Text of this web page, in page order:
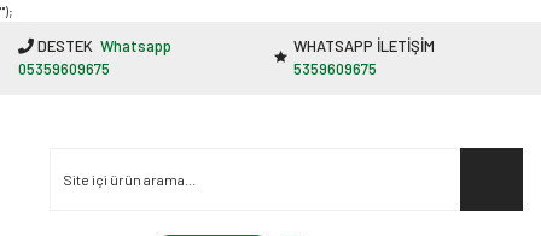
"');
DESTEK Whatsapp
05359609675
WHATSAPP İLETİŞİM
5359609675